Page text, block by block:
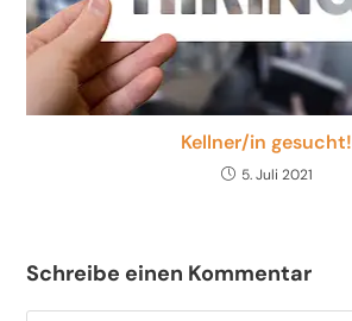
Kellner/in gesucht!
5. Juli 2021
Schreibe einen Kommentar